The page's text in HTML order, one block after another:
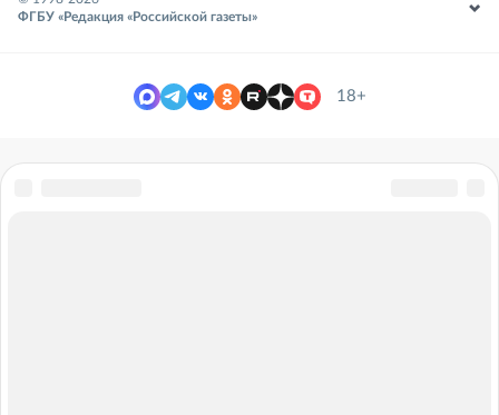
ФГБУ «Редакция «Российской газеты»
18+